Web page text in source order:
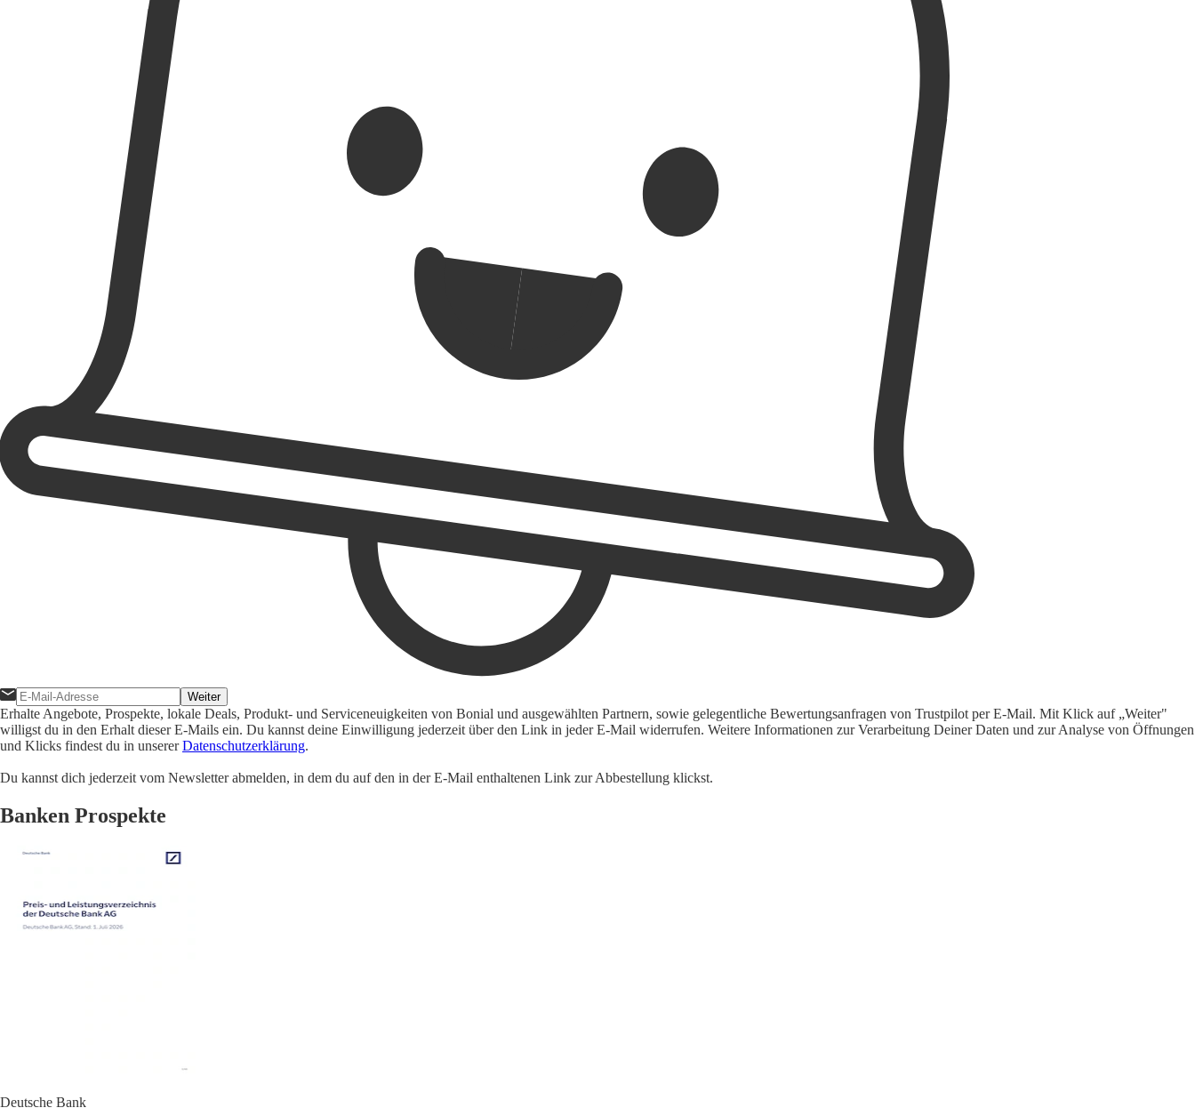
Weiter
Erhalte Angebote, Prospekte, lokale Deals, Produkt- und Serviceneuigkeiten von Bonial und ausgewählten Partnern, sowie gelegentliche Bewertungsanfragen von Trustpilot per E-Mail. Mit Klick auf „Weiter"
willigst du in den Erhalt dieser E-Mails ein. Du kannst deine Einwilligung jederzeit über den Link in jeder E-Mail widerrufen. Weitere Informationen zur Verarbeitung Deiner Daten und zur Analyse von Öffnungen
und Klicks findest du in unsererDatenschutzerklärung.
Du kannst dich jederzeit vom Newsletter abmelden, in dem du auf den in der E-Mail enthaltenen Link zur Abbestellung klickst.
Banken Prospekte
Deutsche Bank